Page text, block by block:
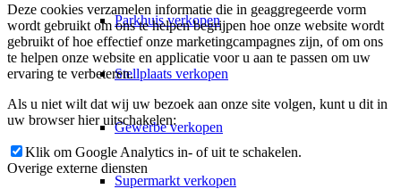
Parkhuis verkopen
Stellplaats verkopen
Gewerbe verkopen
Supermarkt verkopen
Deze cookies verzamelen informatie die in geaggregeerde vorm
wordt gebruikt om ons te helpen begrijpen hoe onze website wordt
gebruikt of hoe effectief onze marketingcampagnes zijn, of om ons
te helpen onze website en applicatie voor u aan te passen om uw
ervaring te verbeteren.
Als u niet wilt dat wij uw bezoek aan onze site volgen, kunt u dit in
uw browser hier uitschakelen:
Klik om Google Analytics in- of uit te schakelen.
Overige externe diensten